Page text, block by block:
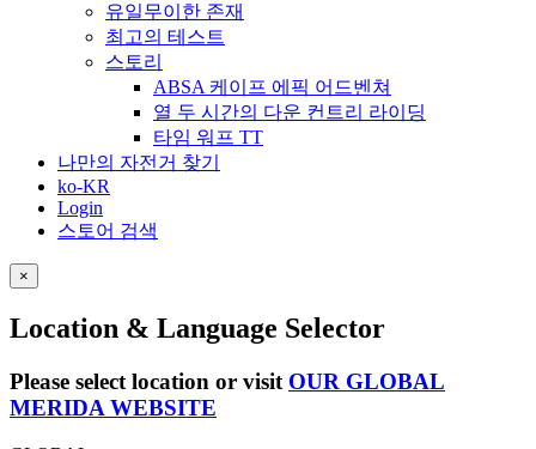
유일무이한 존재
최고의 테스트
스토리
ABSA 케이프 에픽 어드벤쳐
열 두 시간의 다운 컨트리 라이딩
타임 워프 TT
나만의 자전거 찾기
ko-KR
Login
스토어 검색
×
Location & Language Selector
Please select location or visit OUR GLOBAL
MERIDA WEBSITE